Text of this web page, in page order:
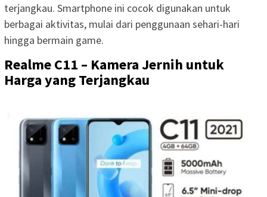
terjangkau. Smartphone ini cocok digunakan untuk
berbagai aktivitas, mulai dari penggunaan sehari-hari
hingga bermain game.
Realme C11 – Kamera Jernih untuk
Harga yang Terjangkau